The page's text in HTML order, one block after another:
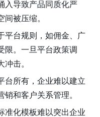
入导致产品同质化严
被压缩。
平台规则，如佣金、广
限。一旦平台政策调
击。
台所有，企业难以建立
销和客户关系管理。
准化模板难以突出企业